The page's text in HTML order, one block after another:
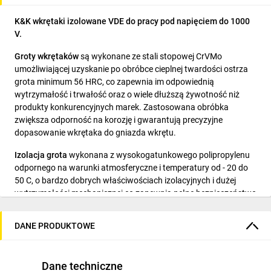
K&K wkrętaki izolowane VDE do pracy pod napięciem do 1000
V.
Groty wkrętakówsą wykonane ze stali stopowej CrVMo
umożliwiającej uzyskanie po obróbce cieplnej twardości ostrza
grota minimum 56 HRC, co zapewnia im odpowiednią
wytrzymałość i trwałość oraz o wiele dłuższą żywotność niż
produkty konkurencyjnych marek. Zastosowana obróbka
zwiększa odporność na korozję i gwarantują precyzyjne
dopasowanie wkrętaka do gniazda wkrętu.
Izolacja grota wykonana z wysokogatunkowego polipropylenu
odpornego na warunki atmosferyczne i temperatury od - 20 do
50 C, o bardzo dobrych właściwościach izolacyjnych i dużej
wytrzymałości mechanicznej co zapewnia pełne bezpieczeństwo
atmosferyczne i temperatury od - 20 do 50 C, o bardzo dobrych
DANE PRODUKTOWE
Dane techniczne